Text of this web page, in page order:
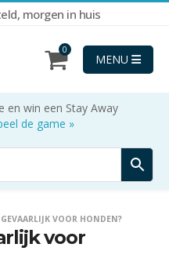
morgen in huis
0
MENU
en win een Stay Away
de game »
VOOR HONDEN?
voor